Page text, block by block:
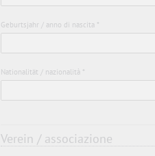
Geburtsjahr / anno di nascita *
Nationalität / nazionalità *
Verein / associazione